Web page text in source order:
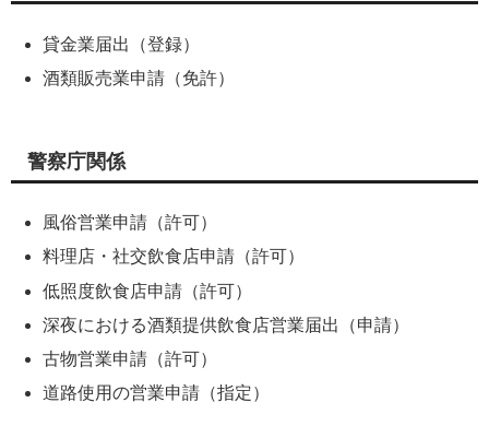
貸金業届出（登録）
酒類販売業申請（免許）
警察庁関係
風俗営業申請（許可）
料理店・社交飲食店申請（許可）
低照度飲食店申請（許可）
深夜における酒類提供飲食店営業届出（申請）
古物営業申請（許可）
道路使用の営業申請（指定）